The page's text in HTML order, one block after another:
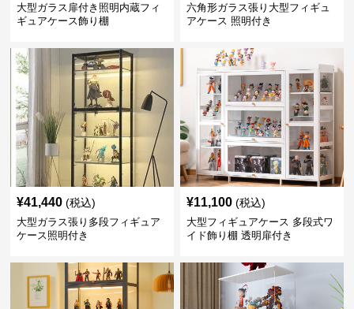
大型ガラス扉付き照明内蔵フィ
ギュアケース飾り棚
六角形ガラス張り大型フィギュ
アケース 照明付き
¥41,440 (税込)
大型ガラス張り多段フィギュア
ケース照明付き
¥11,100 (税込)
大型フィギュアケース 多段式ワ
イド飾り棚 透明扉付き